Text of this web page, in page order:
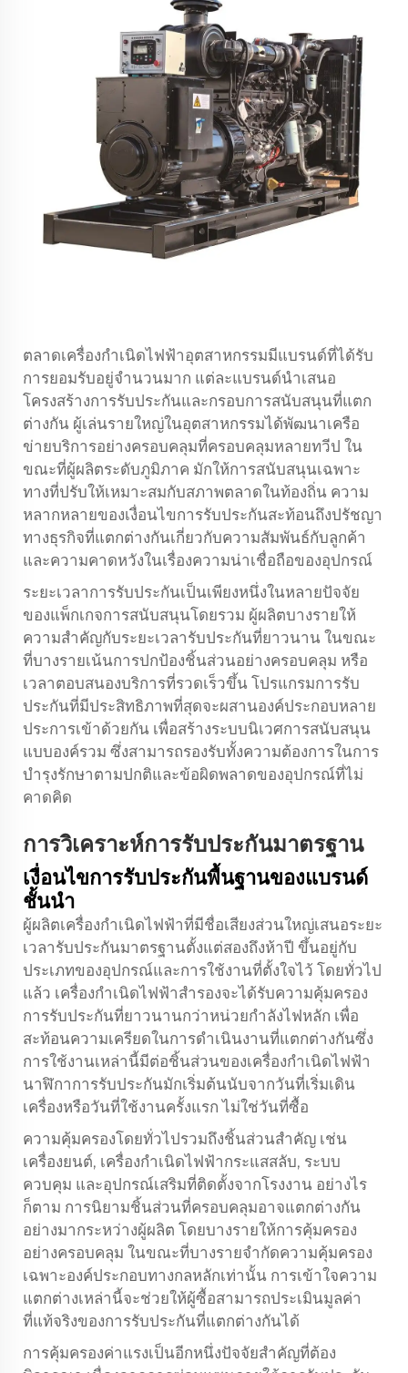
ตลาดเครื่องกำเนิดไฟฟ้าอุตสาหกรรมมีแบรนด์ที่ได้รับ
การยอมรับอยู่จำนวนมาก แต่ละแบรนด์นำเสนอ
โครงสร้างการรับประกันและกรอบการสนับสนุนที่แตก
ต่างกัน ผู้เล่นรายใหญ่ในอุตสาหกรรมได้พัฒนาเครือ
ข่ายบริการอย่างครอบคลุมที่ครอบคลุมหลายทวีป ใน
ขณะที่ผู้ผลิตระดับภูมิภาค มักให้การสนับสนุนเฉพาะ
ทางที่ปรับให้เหมาะสมกับสภาพตลาดในท้องถิ่น ความ
หลากหลายของเงื่อนไขการรับประกันสะท้อนถึงปรัชญา
ทางธุรกิจที่แตกต่างกันเกี่ยวกับความสัมพันธ์กับลูกค้า
และความคาดหวังในเรื่องความน่าเชื่อถือของอุปกรณ์
ระยะเวลาการรับประกันเป็นเพียงหนึ่งในหลายปัจจัย
ของแพ็กเกจการสนับสนุนโดยรวม ผู้ผลิตบางรายให้
ความสำคัญกับระยะเวลารับประกันที่ยาวนาน ในขณะ
ที่บางรายเน้นการปกป้องชิ้นส่วนอย่างครอบคลุม หรือ
เวลาตอบสนองบริการที่รวดเร็วขึ้น โปรแกรมการรับ
ประกันที่มีประสิทธิภาพที่สุดจะผสานองค์ประกอบหลาย
ประการเข้าด้วยกัน เพื่อสร้างระบบนิเวศการสนับสนุน
แบบองค์รวม ซึ่งสามารถรองรับทั้งความต้องการในการ
บำรุงรักษาตามปกติและข้อผิดพลาดของอุปกรณ์ที่ไม่
คาดคิด
การวิเคราะห์การรับประกันมาตรฐาน
เงื่อนไขการรับประกันพื้นฐานของแบรนด์
ชั้นนำ
ผู้ผลิตเครื่องกำเนิดไฟฟ้าที่มีชื่อเสียงส่วนใหญ่เสนอระยะ
เวลารับประกันมาตรฐานตั้งแต่สองถึงห้าปี ขึ้นอยู่กับ
ประเภทของอุปกรณ์และการใช้งานที่ตั้งใจไว้ โดยทั่วไป
แล้ว เครื่องกำเนิดไฟฟ้าสำรองจะได้รับความคุ้มครอง
การรับประกันที่ยาวนานกว่าหน่วยกำลังไฟหลัก เพื่อ
สะท้อนความเครียดในการดำเนินงานที่แตกต่างกันซึ่ง
การใช้งานเหล่านี้มีต่อชิ้นส่วนของเครื่องกำเนิดไฟฟ้า
นาฬิกาการรับประกันมักเริ่มต้นนับจากวันที่เริ่มเดิน
เครื่องหรือวันที่ใช้งานครั้งแรก ไม่ใช่วันที่ซื้อ
ความคุ้มครองโดยทั่วไปรวมถึงชิ้นส่วนสำคัญ เช่น
เครื่องยนต์, เครื่องกำเนิดไฟฟ้ากระแสสลับ, ระบบ
ควบคุม และอุปกรณ์เสริมที่ติดตั้งจากโรงงาน อย่างไร
ก็ตาม การนิยามชิ้นส่วนที่ครอบคลุมอาจแตกต่างกัน
อย่างมากระหว่างผู้ผลิต โดยบางรายให้การคุ้มครอง
อย่างครอบคลุม ในขณะที่บางรายจำกัดความคุ้มครอง
เฉพาะองค์ประกอบทางกลหลักเท่านั้น การเข้าใจความ
แตกต่างเหล่านี้จะช่วยให้ผู้ซื้อสามารถประเมินมูลค่า
ที่แท้จริงของการรับประกันที่แตกต่างกันได้
การคุ้มครองค่าแรงเป็นอีกหนึ่งปัจจัยสำคัญที่ต้อง